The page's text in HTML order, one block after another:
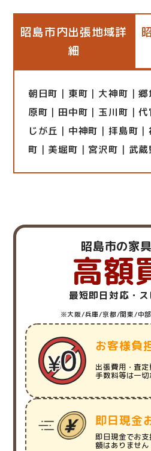
昭島市内出張地域詳
細
朝日町｜東町｜大神町｜
原町｜田中町｜玉川町｜
じが丘｜中神町｜拝島町
町｜美堀町｜宮沢町｜武
昭島市の家
高額
最短即日対応・
※大阪/兵庫/京都/関東/中部
お客様負
出張費用・査定
手数料等は一切
即日現金
即日現金でお
額はありません